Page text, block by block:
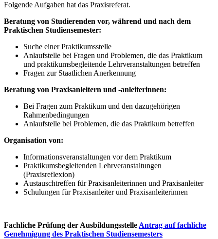
Folgende Aufgaben hat das Praxisreferat.
Beratung von Studierenden vor, während und nach dem
Praktischen Studiensemester:
Suche einer Praktikumsstelle
Anlaufstelle bei Fragen und Problemen, die das Praktikum
und praktikumsbegleitende Lehrveranstaltungen betreffen
Fragen zur Staatlichen Anerkennung
Beratung von Praxisanleitern und -anleiterinnen:
Bei Fragen zum Praktikum und den dazugehörigen
Rahmenbedingungen
Anlaufstelle bei Problemen, die das Praktikum betreffen
Organisation von:
Informationsveranstaltungen vor dem Praktikum
Praktikumsbegleitenden Lehrveranstaltungen
(Praxisreflexion)
Austauschtreffen für Praxisanleiterinnen und Praxisanleiter
Schulungen für Praxisanleiter und Praxisanleiterinnen
Fachliche Prüfung der Ausbildungsstelle Antrag auf fachliche
Genehmigung des Praktischen Studiensemesters